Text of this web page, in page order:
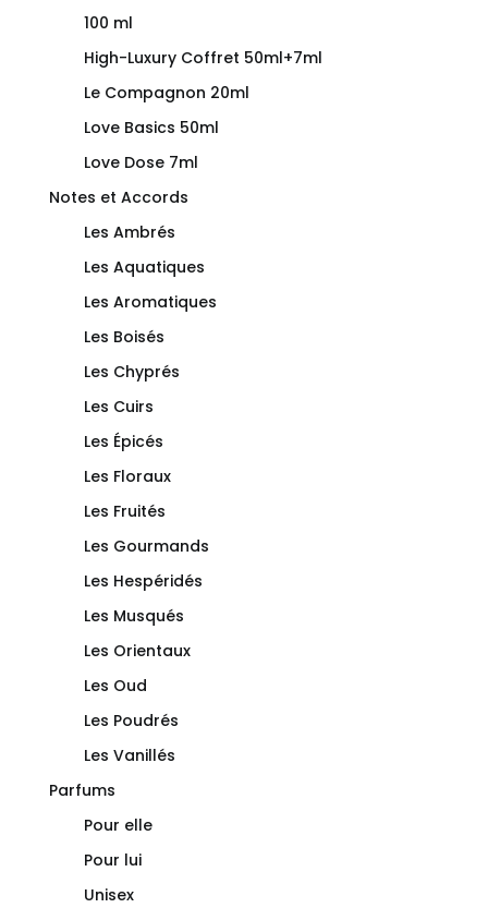
100 ml
High-Luxury Coffret 50ml+7ml
Le Compagnon 20ml
Love Basics 50ml
Love Dose 7ml
Notes et Accords
Les Ambrés
Les Aquatiques
Les Aromatiques
Les Boisés
Les Chyprés
Les Cuirs
Les Épicés
Les Floraux
Les Fruités
Les Gourmands
Les Hespéridés
Les Musqués
Les Orientaux
Les Oud
Les Poudrés
Les Vanillés
Parfums
Pour elle
Pour lui
Unisex